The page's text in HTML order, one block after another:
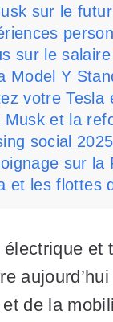
sur le
sur le salaire
Model Y
votre Tesla
Musk et la
social
sur la
et les flottes
électrique
et de la